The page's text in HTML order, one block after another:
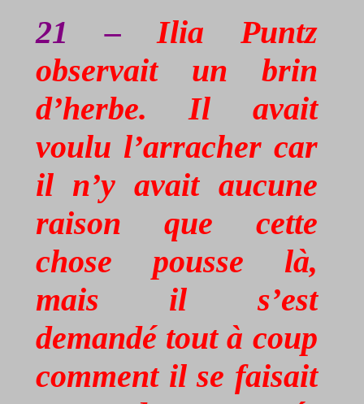
21 –Ilia Puntz
observait un brin
d’herbe. Il avait
voulu l’arracher car
il n’y avait aucune
raison que cette
chose pousse là,
mais il s’est
demandé tout à coup
comment il se faisait